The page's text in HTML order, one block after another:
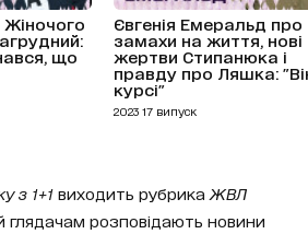
Жіночого
що
Євгенія Емеральд про
замахи на життя, нові
жертви Стипанюка і
правду про Ляшка:
курсі"
2023 17 випуск
з 1+1 виходить рубрика ЖВЛ
глядачам розповідають новини